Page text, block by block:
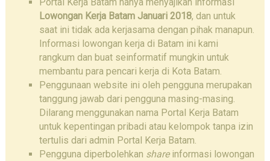
Portal Kerja Batam hanya menyajikan informasi
Lowongan Kerja Batam Januari 2018, dan untuk
saat ini tidak ada kerjasama dengan pihak manapun.
Informasi lowongan kerja di Batam ini kami
rangkum dan buat seinformatif mungkin untuk
membantu para pencari kerja di Kota Batam.
Penggunaan website ini oleh pengguna merupakan
tanggung jawab dari pengguna masing-masing.
Dilarang menggunakan nama Portal Kerja Batam
untuk kepentingan pribadi atau kelompok tanpa izin
tertulis dari admin Portal Kerja Batam.
Pengguna diperbolehkan shareinformasi lowongan